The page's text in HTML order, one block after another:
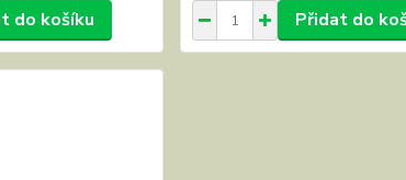
do košíku Přidat do